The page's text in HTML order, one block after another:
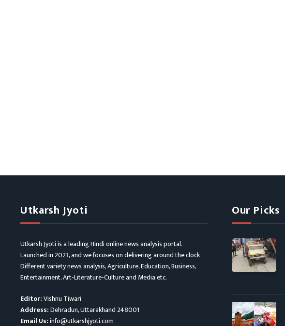
Utkarsh Jyoti
Utkarsh Jyoti is a leading Hindi online news analysis portal.
Launched in 2023, and we focuses on delivering around the clock
Different variety news analysis, Agriculture, Education, Business,
Entertainment, Art-Literature-Culture and Media etc.
Editor:Vishnu Tiwari
Address:Dehradun, Uttarakhand 248001
Email Us:info@utkarshjyoti.com
Our Picks